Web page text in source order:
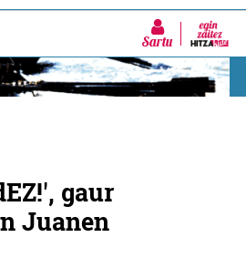
Sartu
gaur
Juanen